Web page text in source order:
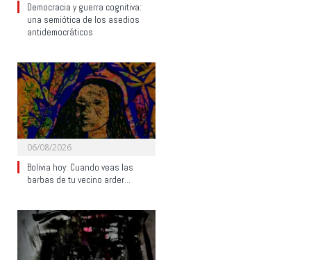
Democracia y guerra cognitiva:
una semiótica de los asedios
antidemocráticos
06/08/2026
Bolivia hoy: Cuando veas las
barbas de tu vecino arder…